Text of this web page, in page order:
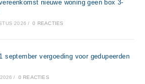
nieuwe woning geen box 3-
2026 / 0 REACTIES
september vergoeding voor gedupeerden
/ 0 REACTIES